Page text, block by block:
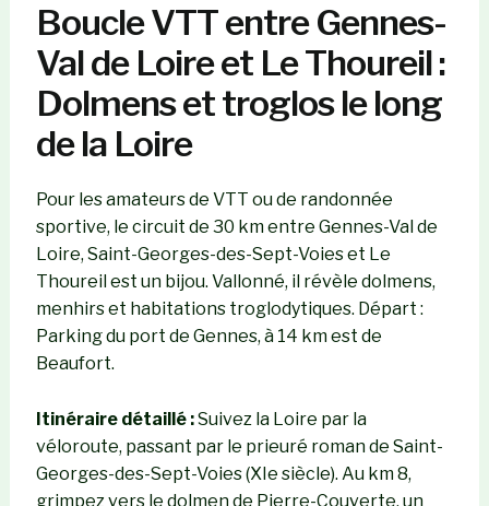
Boucle VTT entre Gennes-
Val de Loire et Le Thoureil :
Dolmens et troglos le long
de la Loire
Pour les amateurs de VTT ou de randonnée
sportive, le circuit de 30 km entre Gennes-Val de
Loire, Saint-Georges-des-Sept-Voies et Le
Thoureil est un bijou. Vallonné, il révèle dolmens,
menhirs et habitations troglodytiques. Départ :
Parking du port de Gennes, à 14 km est de
Beaufort.
Itinéraire détaillé :Suivez la Loire par la
véloroute, passant par le prieuré roman de Saint-
Georges-des-Sept-Voies (XIe siècle). Au km 8,
grimpez vers le dolmen de Pierre-Couverte, un